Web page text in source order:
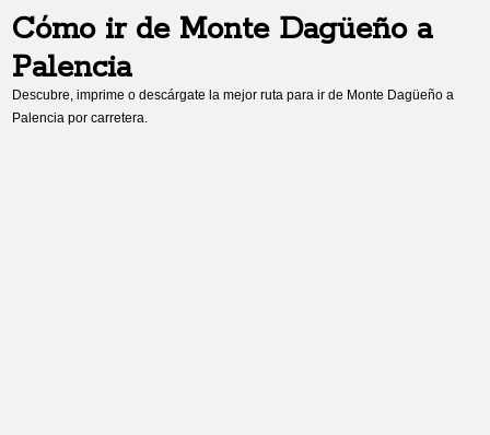
Cómo ir de Monte Dagüeñoa
Palencia
Descubre, imprime o descárgate la mejor ruta para ir de Monte Dagüeño a
Palencia por carretera.